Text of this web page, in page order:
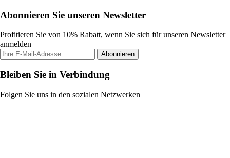
Abonnieren Sie unseren Newsletter
Profitieren Sie von 10% Rabatt, wenn Sie sich für unseren Newsletter
anmelden
Abonnieren
Bleiben Sie in Verbindung
Folgen Sie uns in den sozialen Netzwerken